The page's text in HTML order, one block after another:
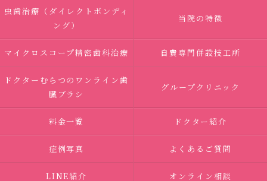
虫歯治療（ダイレクトボンディ
ング）
当院の特徴
マイクロスコープ精密歯科治療 自費専門併設技工所
ドクターむらつのワンライン歯
臓ブラシ
グループクリニック
料金一覧 ドクター紹介
症例写真 よくあるご質問
LINE紹介 オンライン相談